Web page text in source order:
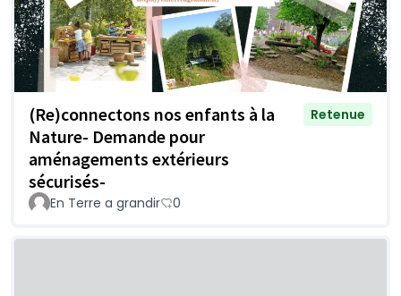
(Re)connectons nos enfants à la
Nature- Demande pour
aménagements extérieurs
sécurisés-
Retenue
En Terre a grandir 0